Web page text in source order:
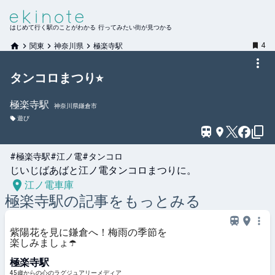
はじめて行く駅のことがわかる 行ってみたい街が見つかる
関東 神奈川県 極楽寺駅 4
タンコロまつり⭐︎
極楽寺駅
神奈川県鎌倉市
遊び
#極楽寺駅#江ノ電#タンコロ
じいじばあばと江ノ電タンコロまつりに。
江ノ電車庫
極楽寺駅の記事をもっとみる
紫陽花を見に鎌倉へ！梅雨の季節を
楽しみましょ☂️
極楽寺駅
45歳からの心のラグジュアリーメディア